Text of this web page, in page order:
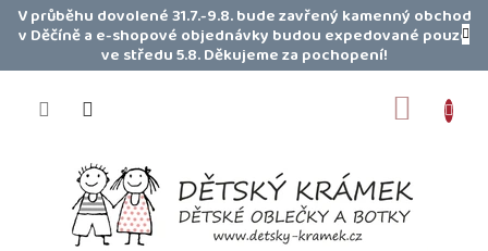
PřejítV průběhu dovolené 31.7.-9.8. bude zavřený kamenný obchod
v Děčíně a e-shopové objednávky budou expedované pouze
ve středu 5.8. Děkujeme za pochopení!